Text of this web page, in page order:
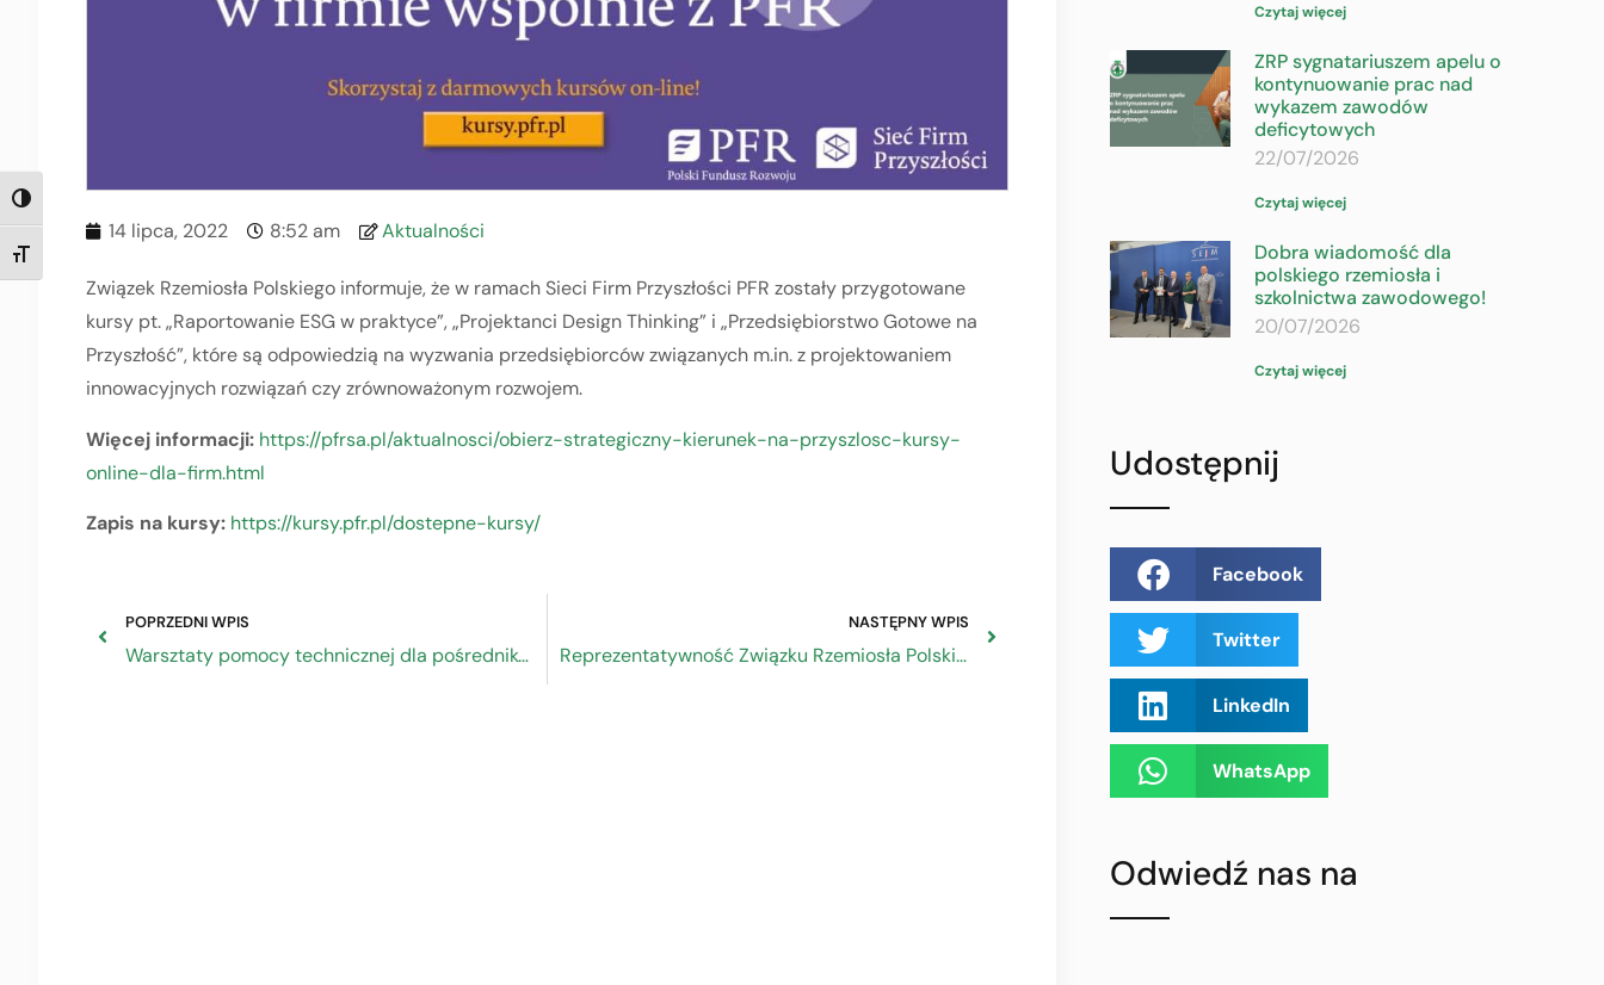
TOGGLE HIGH CONTRAST
TOGGLE FONT SIZE
14 lipca, 2022 8:52 am Aktualności
Związek Rzemiosła Polskiego informuje, że w ramach Sieci Firm Przyszłości PFR zostały przygotowane
kursy pt. „Raportowanie ESG w praktyce”, „Projektanci Design Thinking” i „Przedsiębiorstwo Gotowe na
Przyszłość”, które są odpowiedzią na wyzwania przedsiębiorców związanych m.in. z projektowaniem
innowacyjnych rozwiązań czy zrównoważonym rozwojem.
Więcej informacji: https://pfrsa.pl/aktualnosci/obierz-strategiczny-kierunek-na-przyszlosc-kursy-
online-dla-firm.html
Zapis na kursy: https://kursy.pfr.pl/dostepne-kursy/
POPRZEDNI WPIS
Warsztaty pomocy technicznej dla pośredników zorganizowane przez Porozumienie Firm dla Klimatu i Energii (CCCE)
NASTĘPNY WPIS
Reprezentatywność Związku Rzemiosła Polskiego jako organizacji pracodawców w Radzie Dialogu Społecznego potwierdzona
Czytaj więcej
ZRP sygnatariuszem apelu o
kontynuowanie prac nad
wykazem zawodów
deficytowych
22/07/2026
Czytaj więcej
Dobra wiadomość dla
polskiego rzemiosła i
szkolnictwa zawodowego!
20/07/2026
Czytaj więcej
Udostępnij
Facebook
Twitter
LinkedIn
WhatsApp
Odwiedź nas na